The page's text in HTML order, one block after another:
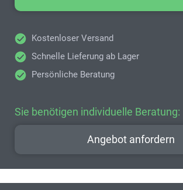
Kostenloser Versand
Schnelle Lieferung ab Lager
Persönliche Beratung
Sie benötigen individuelle Beratung:
Angebot anfordern